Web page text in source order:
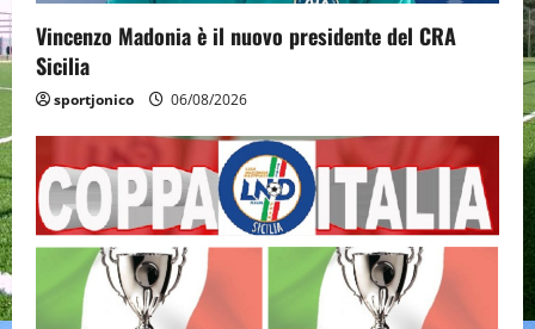
Vincenzo Madonia è il nuovo presidente del CRA
Sicilia
sportjonico 06/08/2026